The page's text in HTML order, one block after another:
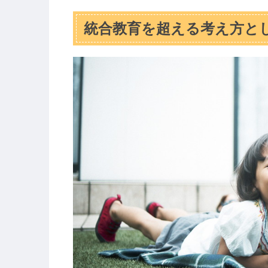
統合教育を超える考え方と